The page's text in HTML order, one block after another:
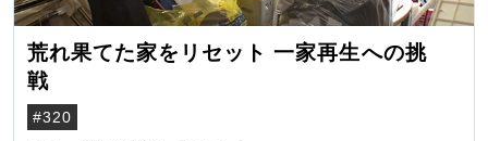
荒れ果てた家をリセット 一家再生への挑
戦
#320